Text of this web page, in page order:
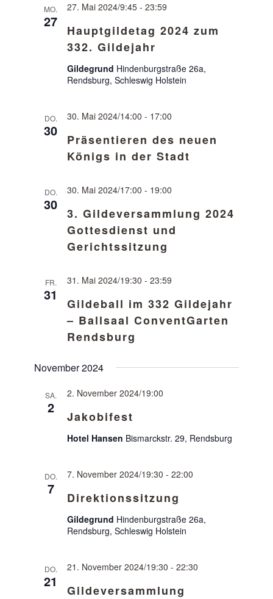
MO.
27
Hauptgildetag 2024 zum
332. Gildejahr
27. Mai 2024/9:45 -23:59
Gildegrund Hindenburgstraße 26a,
Rendsburg, Schleswig Holstein
DO.
30
Präsentieren des neuen
Königs in der Stadt
30. Mai 2024/14:00 - 17:00
DO.
30
3. Gildeversammlung 2024
Gottesdienst und
Gerichtssitzung
30. Mai 2024/17:00 - 19:00
FR.
31
Gildeball im 332 Gildejahr
– Ballsaal ConventGarten
Rendsburg
31. Mai 2024/19:30 -23:59
November 2024
SA.
2
Jakobifest
2. November 2024/19:00
Hotel Hansen Bismarckstr. 29, Rendsburg
DO.
7
Direktionssitzung
7. November 2024/19:30 -22:00
Gildegrund Hindenburgstraße 26a,
Rendsburg, Schleswig Holstein
DO.
21
Gildeversammlung
21. November 2024/19:30 -22:30